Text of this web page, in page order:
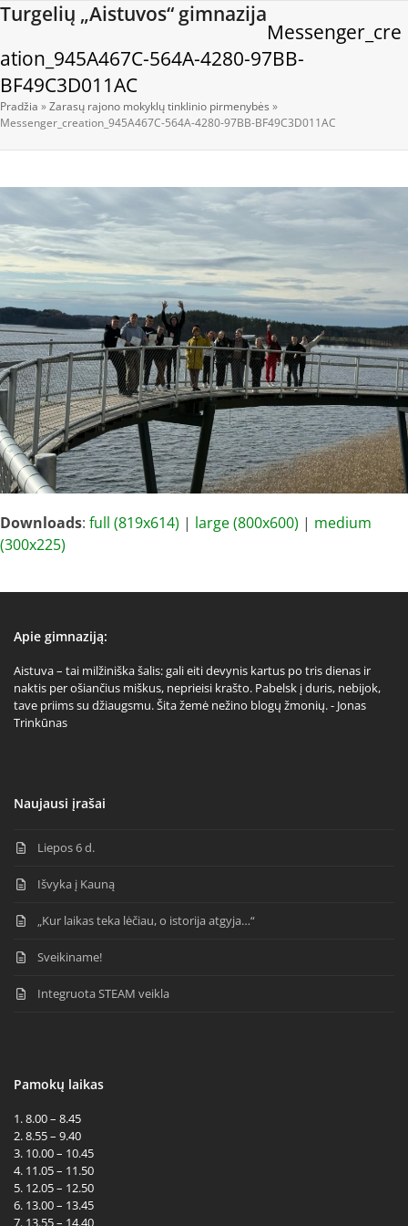
Skip
content
Turgelių „Aistuvos“ gimnazija
Open
mobile
menu
Close
mobile
menu
Messenger_cre
ation_945A467C-564A-4280-97BB-
BF49C3D011AC
Pradžia »Zarasų rajono mokyklų tinklinio pirmenybės »
Messenger_creation_945A467C-564A-4280-97BB-BF49C3D011AC
Downloads: full (819x614) | large (800x600) | medium
(300x225)
Apie gimnaziją:
Aistuva – tai milžiniška šalis: gali eiti devynis kartus po tris dienas ir
naktis per ošiančius miškus, neprieisi krašto. Pabelsk į duris, nebijok,
tave priims su džiaugsmu. Šita žemė nežino blogų žmonių. - Jonas
Trinkūnas
Naujausi įrašai
Liepos 6 d.
Išvyka į Kauną
„Kur laikas teka lėčiau, o istorija atgyja…“
Sveikiname!
Integruota STEAM veikla
Pamokų laikas
1. 8.00 – 8.45
2. 8.55 – 9.40
3. 10.00 – 10.45
4. 11.05 – 11.50
5. 12.05 – 12.50
6. 13.00 – 13.45
7. 13.55 – 14.40